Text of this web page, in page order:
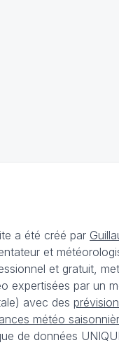
a été créé par
et
et gratuit,
expertisées par un
avec des
météo
de données